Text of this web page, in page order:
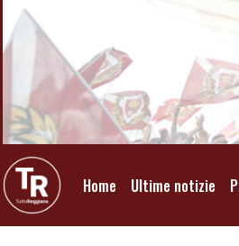
Home Ultime notizie